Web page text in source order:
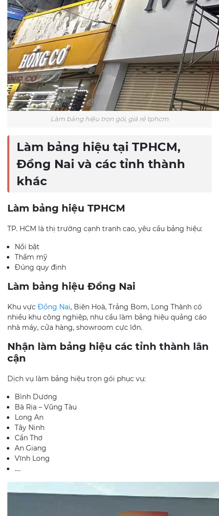
Làm bảng hiệu trọn gói, giá rẻ tphcm
Làm bảng hiệu tại TPHCM,
Đồng Nai và các tỉnh thành
khác
Làm bảng hiệu TPHCM
TP. HCM là thị trường cạnh tranh cao, yêu cầu bảng hiệu:
Nổi bật
Thẩm mỹ
Đúng quy định
Làm bảng hiệu Đồng Nai
Khu vực Đồng Nai, Biên Hoà, Trảng Bom, Long Thành có
nhiều khu công nghiệp, nhu cầu làm bảng hiệu quảng cáo
nhà máy, cửa hàng, showroom cực lớn.
Nhận làm bảng hiệu các tỉnh thành lân
cận
Dịch vụ làm bảng hiệu trọn gói phục vụ:
Bình Dương
Bà Rịa – Vũng Tàu
Long An
Tây Ninh
Cần Thơ
An Giang
Vĩnh Long
....